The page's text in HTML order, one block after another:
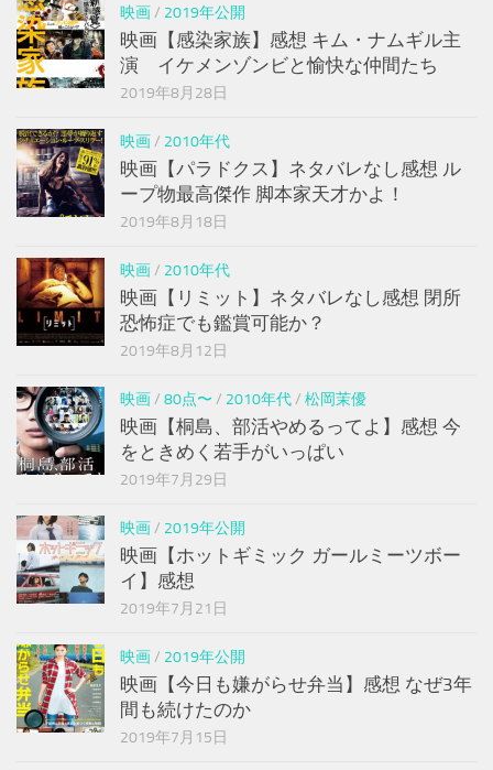
映画/ 2019年公開
映画【感染家族】感想 キム・ナムギル主
演 イケメンゾンビと愉快な仲間たち
2019年8月28日
映画/ 2010年代
映画【パラドクス】ネタバレなし感想 ル
ープ物最高傑作 脚本家天才かよ！
2019年8月18日
映画/ 2010年代
映画【リミット】ネタバレなし感想 閉所
恐怖症でも鑑賞可能か？
2019年8月12日
映画/ 80点〜 / 2010年代/ 松岡茉優
映画【桐島、部活やめるってよ】感想 今
をときめく若手がいっぱい
2019年7月29日
映画/ 2019年公開
映画【ホットギミック ガールミーツボー
イ】感想
2019年7月21日
映画/ 2019年公開
映画【今日も嫌がらせ弁当】感想 なぜ3年
間も続けたのか
2019年7月15日